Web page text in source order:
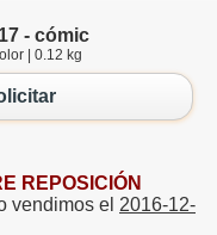
- cómic
| 0.12 kg
REPOSICIÓN
vendimos el 2016-12-